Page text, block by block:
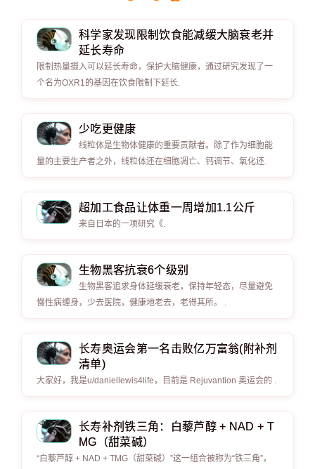
科学家发现限制饮食能减缓大脑衰老并
延长寿命
限制热量摄入可以延长寿命，保护大脑健康，通过研究发现了一
个名为OXR1的基因在饮食限制下延长.
少吃更健康
线粒体是生物体健康的重要贡献者。除了作为细胞能
量的主要生产者之外，线粒体还在细胞凋亡、钙调节、氧化还.
超加工食品让体重一周增加1.1公斤
来自日本的一项研究《.
生物黑客抗衰6个级别
生物黑客追求身体延缓衰老，保持年轻态，尽量避免
慢性病缠身，少去医院，健康地老去，老得其所。 .
长寿奥运会第一名击败亿万富翁(附补剂
清单)
大家好，我是u/daniellewis4life，目前是 Rejuvantion 奥运会的 .
长寿补剂铁三角：白藜芦醇 + NAD + T
MG（甜菜碱）
“白藜芦醇 + NAD + TMG（甜菜碱）”这一组合被称为“铁三角”，